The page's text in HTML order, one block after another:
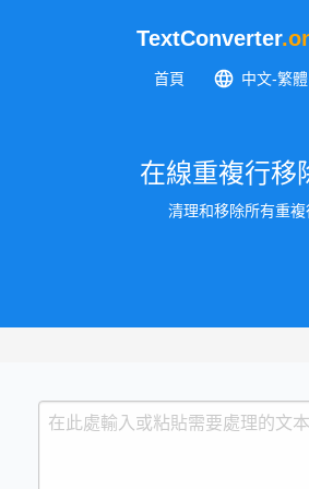
TextConverter
首頁 中文-繁體
在線重複行移
清理和移除所有重複